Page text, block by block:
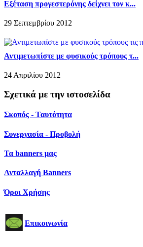
Εξέταση προγεστερόνης δείχνει τον κ...
29 Σεπτεμβρίου 2012
Αντιμετωπίστε με φυσικούς τρόπους τ...
24 Απριλίου 2012
Σχετικά με την ιστοσελίδα
Σκοπός - Ταυτότητα
Συνεργασία - Προβολή
Τα banners μας
Ανταλλαγή Banners
Όροι Χρήσης
Επικοινωνία